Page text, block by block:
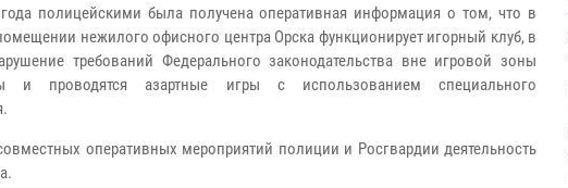
полицейскими была получена оперативная информация о том, что в
нежилого офисного центра Орска функционирует игорный клуб, в
требований Федерального законодательства вне игровой зоны
и проводятся азартные игры с использованием специального
оперативных мероприятий полиции и Росгвардии деятельность